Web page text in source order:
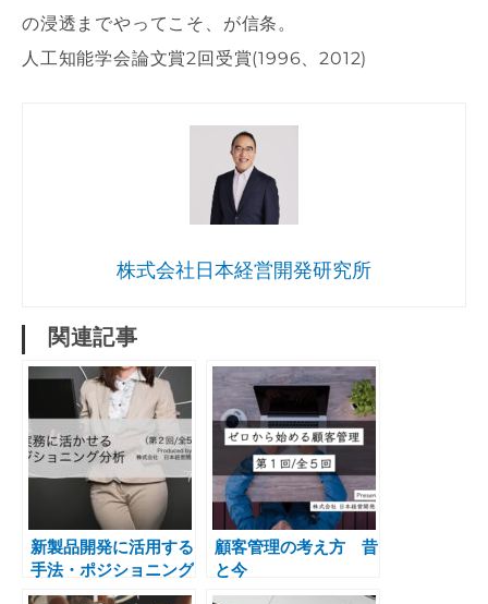
の浸透までやってこそ、が信条。
人工知能学会論文賞2回受賞(1996、2012)
株式会社日本経営開発研究所
関連記事
新製品開発に活用する
手法・ポジショニング
分析
顧客管理の考え方 昔
と今